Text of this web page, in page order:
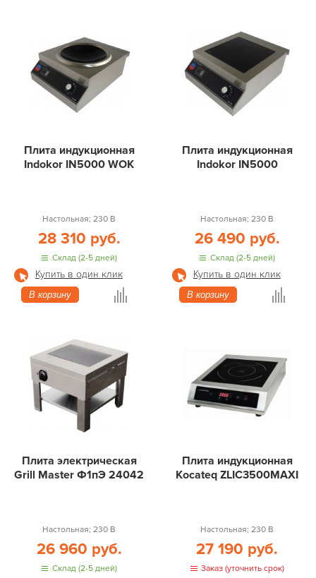
Плита индукционная
Indokor IN5000 WOK
Настольная; 230 В
28 310 руб.
Склад (2-5 дней)
Купить в один клик
В корзину
Плита индукционная
Indokor IN5000
Настольная; 230 В
26 490 руб.
Склад (2-5 дней)
Купить в один клик
В корзину
Плита электрическая
Grill Master Ф1пЭ 24042
Настольная; 230 В
26 960 руб.
Склад (2-5 дней)
Плита индукционная
Kocateq ZLIC3500MAXI
Настольная; 230 В
27 190 руб.
Заказ (уточнить срок)